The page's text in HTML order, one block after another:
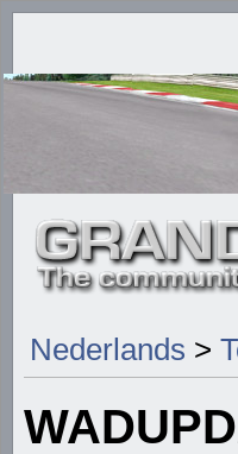
Nederlands >